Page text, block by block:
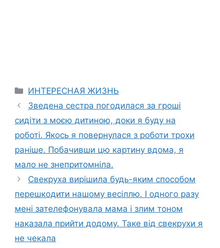
Categories
ИНТЕРЕСНАЯ ЖИЗНЬ
Зведена сестра погодилася за гроші
сидіти з моєю дитиною, доки я буду на
роботі. Якось я повернулася з роботи трохи
раніше. Побачивши цю картину вдома, я
мало не знепритомніла.
Свекруха вирішила будь-яким способом
перешкодити нашому весіллю. І одного разу
мені зателефонувала мама і злим тоном
наказала прийти додому. Таке від свекрухи я
не чекала